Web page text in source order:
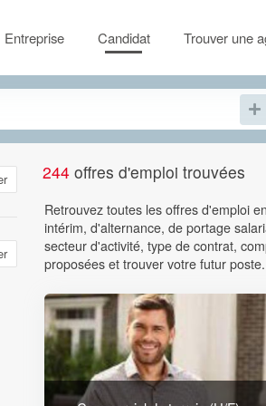
Entreprise Candidat Trouver une
244 offres d'emploi trouvées
Retrouvez toutes les offres d'emploi
intérim, d'alternance, de portage
secteur d'activité, type de contrat,
proposées et trouver votre futur